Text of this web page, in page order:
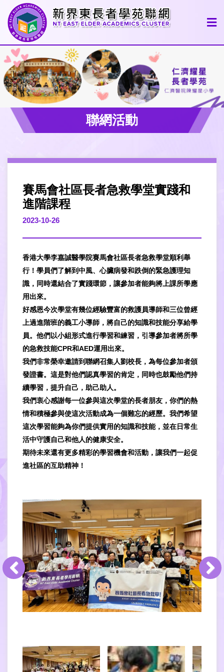
聯網活動
賽馬會社區長者急救學堂實踐和
進階課程
2023-10-26
香港大學李嘉誠醫學院賽馬會社區長者急救學堂順利舉
行！學員們了解到中風、心臟病發和跌倒的緊急護理知
識，同時還結合了實踐環節，讓參加者能夠將上課所學應
用出來。
好感恩今次學堂有幾位經驗豐富的救護員導師和三位曾經
上過進階班的義工小導師，將自己的知識和技能分享給學
員。他們以小組形式進行學習和練習，引導參加者將所學
的急救技能CPR和AED運用出來。
我們非常榮幸邀請到聯網召集人劉校長，為每位參加者頒
發證書。這是對他們認真學習的肯定，同時也鼓勵他們持
續學習，提升自己，助己助人。
我們衷心感謝每一位參與這次學堂的長者朋友，你們的熱
情和積極參與使這次活動成為一個難忘的經歷。我們希望
這次學習能夠為你們提供實用的知識和技能，並在日常生
活中守護自己和他人的健康安全。
期待未來還有更多精彩的學習機會和活動，讓我們一起促
進社區的互助精神！